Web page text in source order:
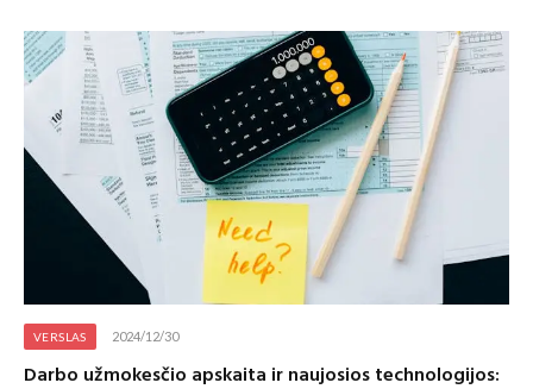
VERSLAS 2024/12/30
Darbo užmokesčio apskaita ir naujosios technologijos: